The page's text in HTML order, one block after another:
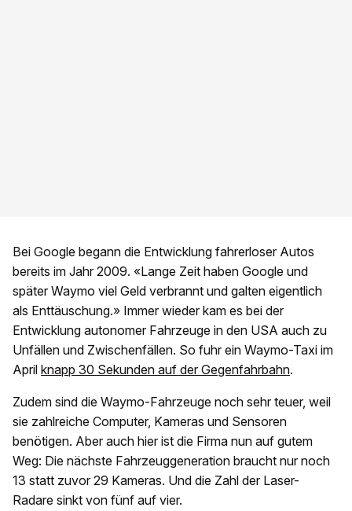
Bei Google begann die Entwicklung fahrerloser Autos
bereits im Jahr 2009. «Lange Zeit haben Google und
später Waymo viel Geld verbrannt und galten eigentlich
als Enttäuschung.» Immer wieder kam es bei der
Entwicklung autonomer Fahrzeuge in den USA auch zu
Unfällen und Zwischenfällen. So fuhr ein Waymo-Taxi im
April knapp 30 Sekunden auf der Gegenfahrbahn.
Zudem sind die Waymo-Fahrzeuge noch sehr teuer, weil
sie zahlreiche Computer, Kameras und Sensoren
benötigen. Aber auch hier ist die Firma nun auf gutem
Weg: Die nächste Fahrzeuggeneration braucht nur noch
13 statt zuvor 29 Kameras. Und die Zahl der Laser-
Radare sinkt von fünf auf vier.